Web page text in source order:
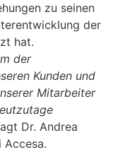
zu seinen
der
hat.
der
Kunden und
Mitarbeiter
Dr. Andrea
Accesa.